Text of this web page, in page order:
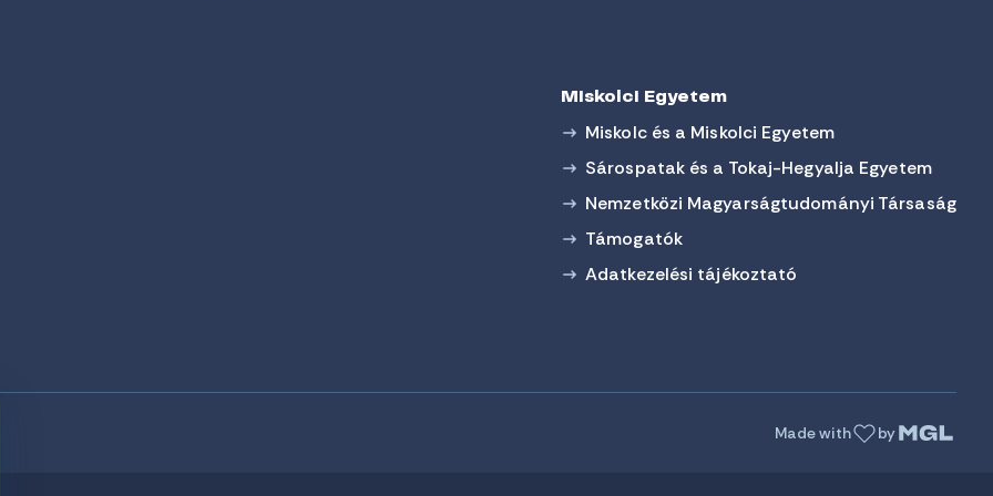
Miskolci Egyetem
Miskolc és a Miskolci Egyetem
Sárospatak és a Tokaj-Hegyalja Egyetem
Nemzetközi Magyarságtudományi Társaság
Támogatók
Adatkezelési tájékoztató
Made with by